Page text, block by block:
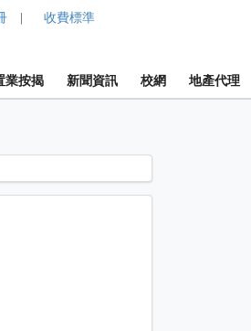
| 收費標準
業按揭 新聞資訊 校網 地產代理